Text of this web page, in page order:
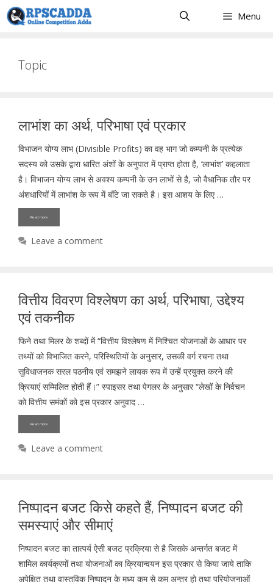
Skip
to
Menu
Topic
लाभांश का अर्थ, परिभाषा एवं प्रकार
विभाजन योग्य लाभ (Divisible Profits) का वह भाग जो कम्पनी के प्रत्येक
सदस्य को उसके द्वारा धारित अंशों के अनुपात में प्राप्त होता है, ‘लाभांश’ कहलाता
है। विभाजन योग्य लाभ से अवश्य कम्पनी के उन लाभों से है, जो वैधानिक तौर पर
अंशधारियों में लाभांश के रूप में बाँटे जा सकते है। इस आशय के लिए …
Read more
Leave a comment
वित्तीय विवरण विश्लेषण का अर्थ, परिभाषा, उद्देश्य
एवं तकनीक
फिने तथा मिलर के शब्दों में “वित्तीय विश्लेषण में निश्चित योजनाओं के आधार पर
तथ्यों को विभाजित करने, परिस्थितियों के अनुसार, उसकी वर्ग रचना तथा
सुविधाजनक सरल पठनीय एवं समझने लायक रूप में उन्हें प्रयुक्त करने की
क्रियाएं सम्मिलित होती हैं।” स्पाइसर तथा पेगलर के अनुसार “लेखों के निर्वचन
को वित्तीय समंकों को इस प्रकार अनुवाद …
Read more
Leave a comment
निष्पादन बजट किसे कहते हैं, निष्पादन बजट की
समस्याएं और सीमाएं
निष्पादन बजट का तात्पर्य ऐसी बजट प्रक्रिया से है जिसके अन्तर्गत बजट में
शामिल कार्यक्रमों तथा योजनाओं का क्रियान्वयन इस प्रकार से किया जाये ताकि
अपेक्षित तथा वास्तविक निष्पादन के मध्य कम से कम अन्तर हो तथा परियोजनाओं